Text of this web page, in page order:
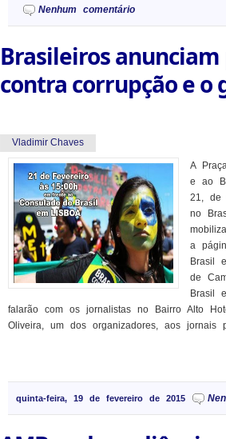
Nenhum comentário
Brasileiros
contra corrupção e o
Vladimir Chaves
A
e ao
21, de
no
a
Brasil
de
Brasil
falarão com os jornalistas no Bairro Alto
Oliveira, um dos organizadores, aos jornais
quinta-feira, 19 de fevereiro de 2015